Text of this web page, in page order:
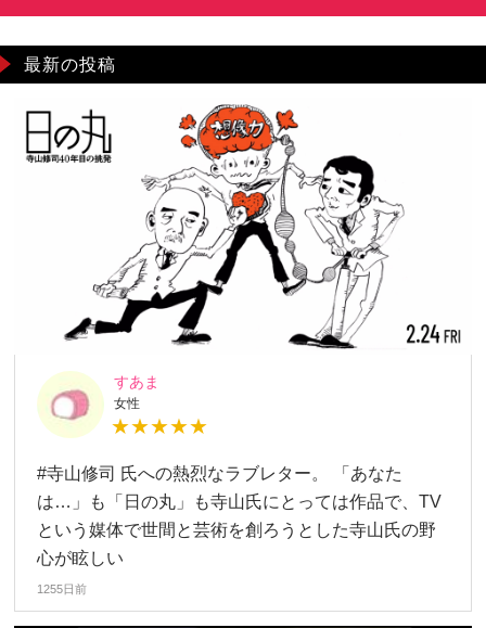
最新の投稿
すあま
女性
★★★★★
#寺山修司 氏への熱烈なラブレター。 「あなた
は…」も「日の丸」も寺山氏にとっては作品で、TV
という媒体で世間と芸術を創ろうとした寺山氏の野
心が眩しい
1255日前